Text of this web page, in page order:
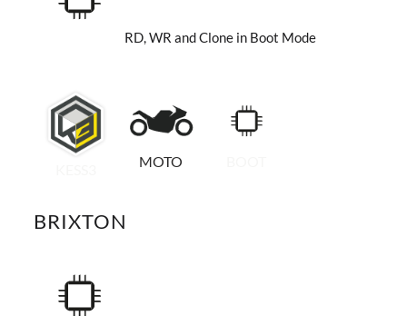
RD, WR and Clone in Boot Mode
MOTO
BRIXTON